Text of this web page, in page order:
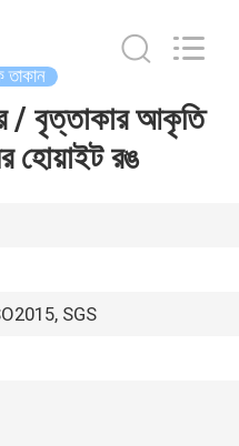
তাকান
/ বৃত্তাকার আকৃতি
হোয়াইট রঙ
SGS